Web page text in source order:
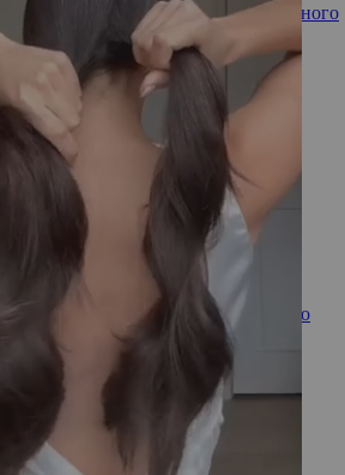
для приготовления полезного
главных составляющих идеального